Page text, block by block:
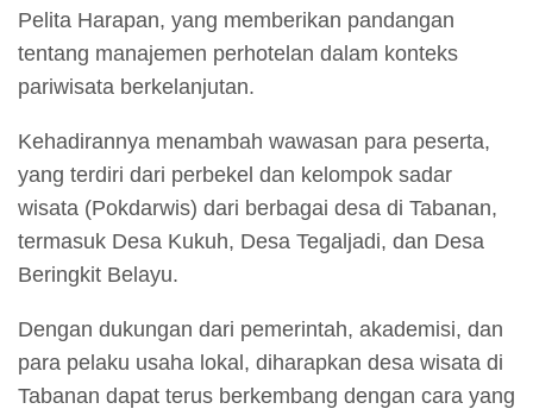
Pelita Harapan, yang memberikan pandangan
tentang manajemen perhotelan dalam konteks
pariwisata berkelanjutan.
Kehadirannya menambah wawasan para peserta,
yang terdiri dari perbekel dan kelompok sadar
wisata (Pokdarwis) dari berbagai desa di Tabanan,
termasuk Desa Kukuh, Desa Tegaljadi, dan Desa
Beringkit Belayu.
Dengan dukungan dari pemerintah, akademisi, dan
para pelaku usaha lokal, diharapkan desa wisata di
Tabanan dapat terus berkembang dengan cara yang